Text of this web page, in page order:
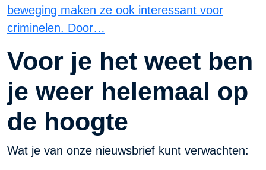
beweging maken ze ook interessant voor
criminelen. Door…
Voor je het weet ben
je weer helemaal op
de hoogte
Wat je van onze nieuwsbrief kunt verwachten: